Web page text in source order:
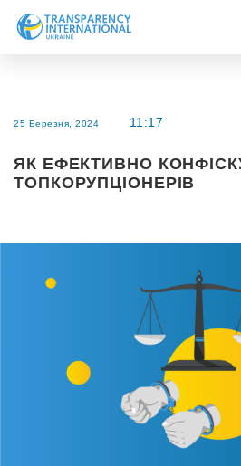
Дослідження
Напрями роботи
25 Березня, 2024 11:17
ЯК ЕФЕКТИВНО
ТОПКОРУПЦІОНЕРІВ